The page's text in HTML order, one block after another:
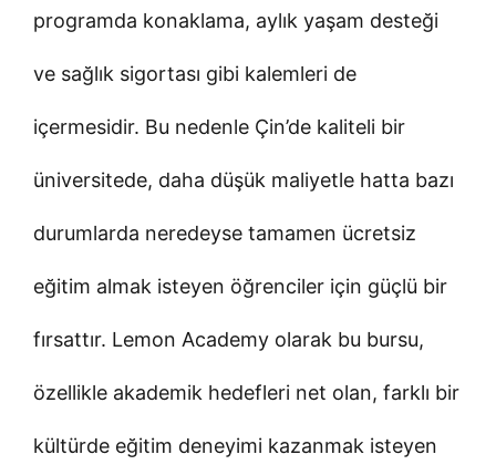
programda konaklama, aylık yaşam desteği
ve sağlık sigortası gibi kalemleri de
içermesidir. Bu nedenle Çin’de kaliteli bir
üniversitede, daha düşük maliyetle hatta bazı
durumlarda neredeyse tamamen ücretsiz
eğitim almak isteyen öğrenciler için güçlü bir
fırsattır. Lemon Academy olarak bu bursu,
özellikle akademik hedefleri net olan, farklı bir
kültürde eğitim deneyimi kazanmak isteyen